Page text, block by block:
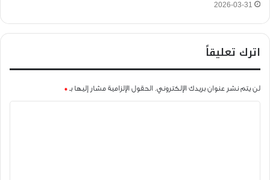
2026-03-31
اترك تعليقاً
لن يتم نشر عنوان بريدك الإلكتروني. الحقول الإلزامية مشار إليها بـ*